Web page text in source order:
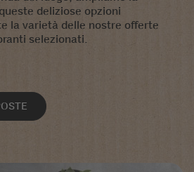
deliziose opzioni
la varietà delle nostre offerte
selezionati.